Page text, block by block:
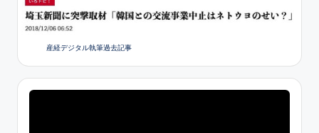
産経デジタル執筆過去記事